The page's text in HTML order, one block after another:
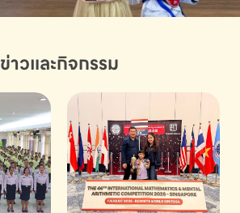
ข่าวและกิจกรรม